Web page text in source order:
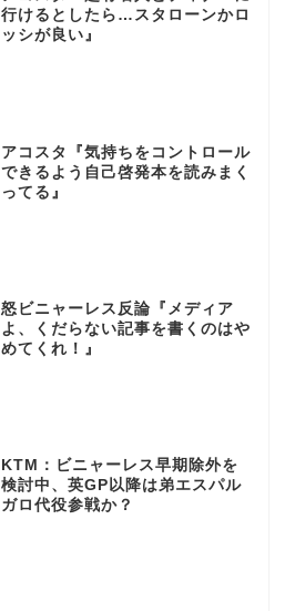
行けるとしたら…スタローンかロ
ッシが良い』
アコスタ『気持ちをコントロール
できるよう自己啓発本を読みまく
ってる』
怒ビニャーレス反論『メディア
よ、くだらない記事を書くのはや
めてくれ！』
KTM：ビニャーレス早期除外を
検討中、英GP以降は弟エスパル
ガロ代役参戦か？